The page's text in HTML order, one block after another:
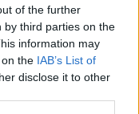
of the further
by third parties on the
information may
the IAB’s List of
disclose it to other